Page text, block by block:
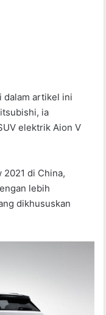
dalam artikel ini
ia
elektrik Aion V
di China,
lebih
dikhususkan